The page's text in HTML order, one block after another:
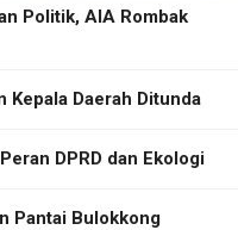
Politik, AIA Rombak
Kepala Daerah Ditunda
DPRD dan Ekologi
Pantai Bulokkong